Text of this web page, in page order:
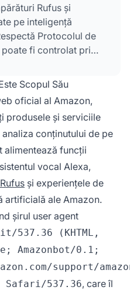
Rufus și
pe inteligență
Protocolul de
fi controlat prin
Scopul Său
oficial al Amazon,
produsele și serviciile
conținutului de pe
alimentează funcții
vocal Alexa,
și experiențele de
artificială ale Amazon.
șirul user agent
537.36 (KHTML,
Amazonbot/0.1;
support/
Safari/537.36, care îl